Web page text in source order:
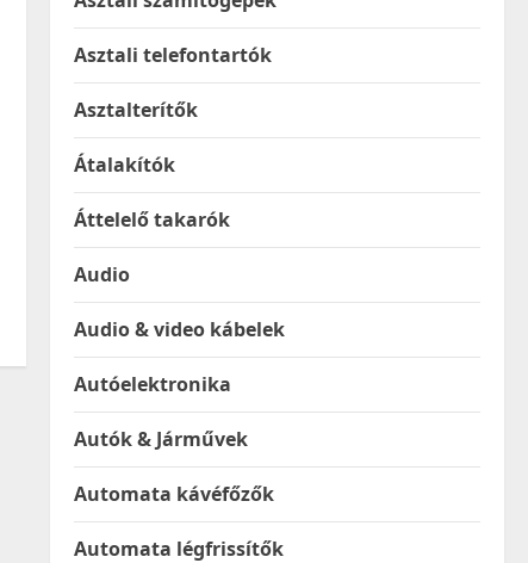
Asztali telefontartók
Asztalterítők
Átalakítók
Áttelelő takarók
Audio
Audio & video kábelek
Autóelektronika
Autók & Járművek
Automata kávéfőzők
Automata légfrissítők